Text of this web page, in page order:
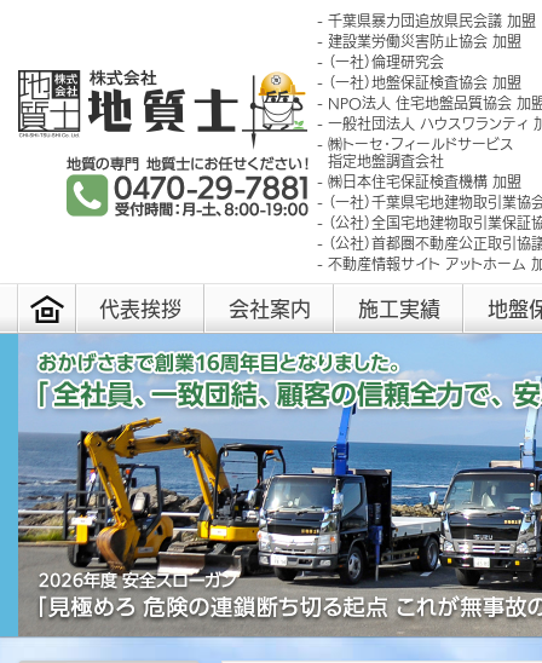
千葉県暴力団追放県民会議 加盟
建設業労働災害防止協会 加盟
（一社）倫理研究会
（一社）地盤保証検査協会 加盟
NPO法人 住宅地盤品質協会 加
一般社団法人 ハウスワランティ
㈱トーセ･フィールドサービス
指定地盤調査会社
㈱日本住宅保証検査機構 加盟
（一社）千葉県宅地建物取引業協
（公社）全国宅地建物取引業保証
（公社）首都圏不動産公正取引協
不動産情報サイト アットホーム
代表挨拶 会社案内 施工実績 地盤